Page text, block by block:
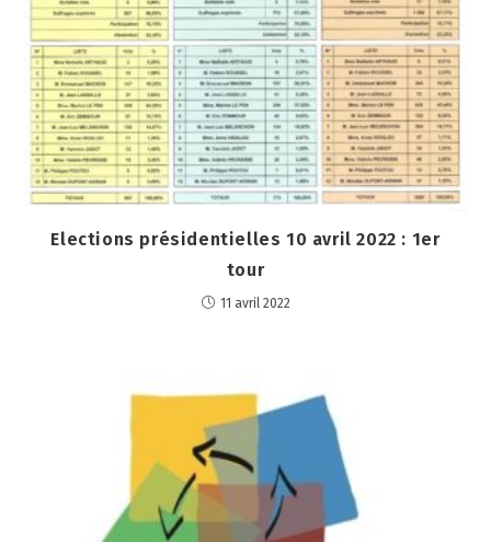
Elections présidentielles 10 avril 2022 : 1er
tour
11 avril 2022